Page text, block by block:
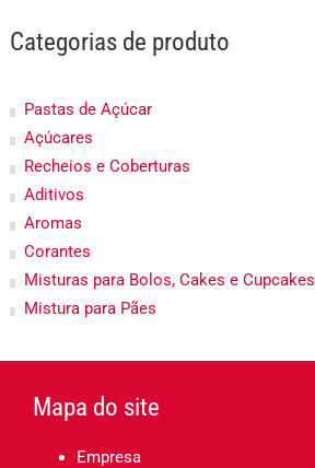
Categorias de produto
Pastas de Açúcar
Açúcares
Recheios e Coberturas
Aditivos
Aromas
Corantes
Misturas para Bolos, Cakes e Cupcakes
Mistura para Pães
Mapa do site
Empresa